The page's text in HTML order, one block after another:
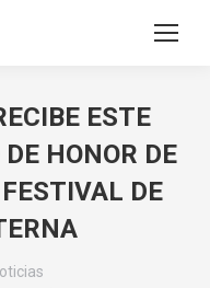
ESTE
HONOR DE
DE